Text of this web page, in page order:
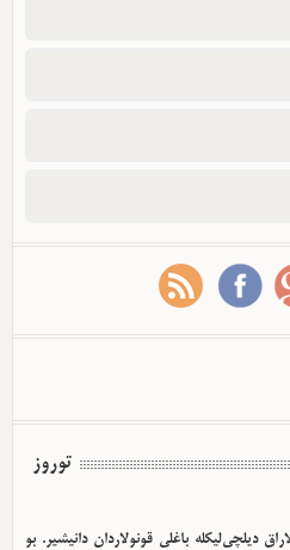
توروز
دیلچی‌لیکله باغلی قونولاردان دانیشیر. بو